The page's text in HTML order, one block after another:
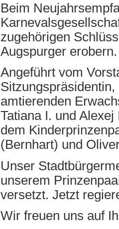
Beim
zugehörigen
Augspurger erobern.
Angeführt vom
amtierenden
Tatiana I. und
dem
(Bernhart) und
Unser
unserem
versetzt. Jetzt
Wir freuen uns auf